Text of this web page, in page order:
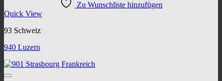
Zu Wunschliste hinzufügen
Quick View
93 Schweiz
940 Luzern